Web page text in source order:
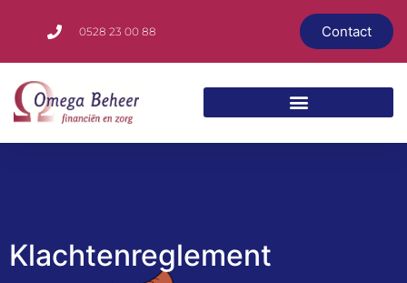
Contact
0528 23 00 88
Klachtenreglement